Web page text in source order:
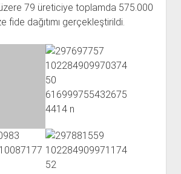
79 üreticiye toplamda 575.000
fide dağıtımı gerçekleştirildi.